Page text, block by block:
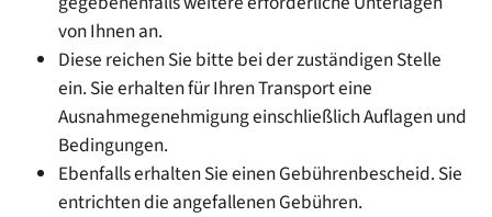
von Ihnen an.
Diese reichen Sie bitte bei der zuständigen Stelle
ein. Sie erhalten für Ihren Transport eine
Ausnahmegenehmigung einschließlich Auflagen und
Bedingungen.
Ebenfalls erhalten Sie einen Gebührenbescheid. Sie
entrichten die angefallenen Gebühren.